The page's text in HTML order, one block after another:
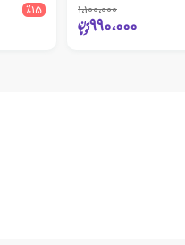
1،100،000
990،000
٪15